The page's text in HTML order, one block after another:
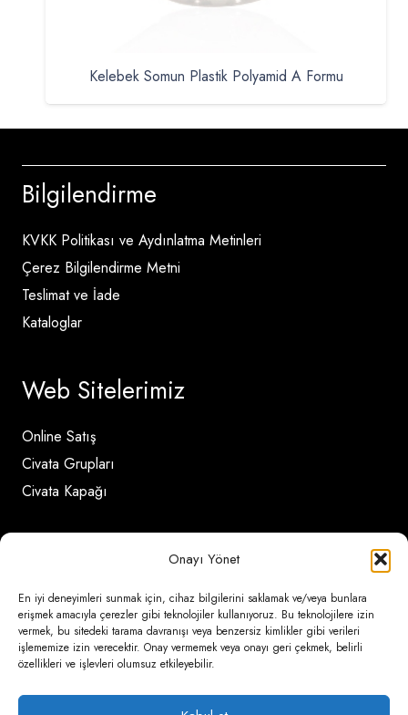
Onayı Yönet
En iyi deneyimleri sunmak için, cihaz bilgilerini saklamak ve/veya bunlara
erişmek amacıyla çerezler gibi teknolojiler kullanıyoruz. Bu teknolojilere izin
vermek, bu sitedeki tarama davranışı veya benzersiz kimlikler gibi verileri
işlememize izin verecektir. Onay vermemek veya onayı geri çekmek, belirli
özellikleri ve işlevleri olumsuz etkileyebilir.
Kelebek Somun Plastik Polyamid A Formu
Bilgilendirme
KVKK Politikası ve Aydınlatma Metinleri
Çerez Bilgilendirme Metni
Teslimat ve İade
Kataloglar
Web Sitelerimiz
Online Satış
Civata Grupları
Civata Kapağı
İletişim Detayları
Ömerli Mahallesi Risalet Sokak No:6/A (Hadımköy)
– Arnavutköy / İstanbul
0850 346 6 772